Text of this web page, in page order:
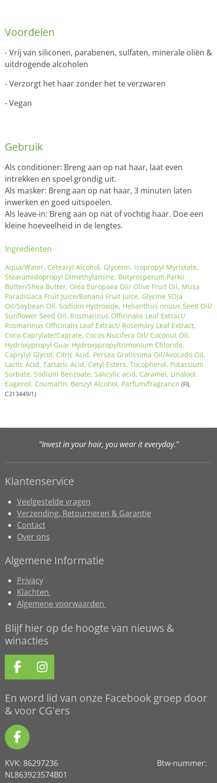
Voordelen
- Vrij van siliconen, parabenen, sulfaten, minerale oliën &
uitdrogende alcoholen
- Verzorgt het haar zonder het te verzwaren
- Vegan
Gebruik
Als conditioner: Breng aan op nat haar, laat even
intrekken en spoel grondig uit.
Als masker: Breng aan op nat haar, 3 minuten laten
inwerken en goed uitspoelen.
Als leave-in: Breng aan op nat of vochtig haar. Doe een
kleine hoeveelheid in de lengtes.
Ingrediënten
Aqua/Water, Cetearyl Alcohol, Glycerin, Isopropyl Myristate,
Stearamidopropyl Dimethylamine, Butyrosperum Parkii
Butter/Shea Butter, Olea Europaea Oil/ Olive Fruit Oil, Musa
Paradisiaca Fruit Juice/Banana Fruit Juice, Glycine SOja
Oil/Soybean Oil, Sodium Hydroxide, Helianthus nnuus Seed Oil/
Sunflower Seed Oil, Rosmarinus Officinalis Leaf Extract/
Rosmarinus Officinalis Leaf Extract/ Rosemary Leaf Extract,
Coco-Caprylate/Caprate, Cocos Nucifera Oil/ Coconut Oil,
Hydroxypropyl Guar Hydroxypropyltrimonium Chloride,
Caprylyl Glycol, Citric Acid, Persea Gratissima Oil/Avocado Oil,
Lactic Acid, Tartaric Acid, Cetyl Esters, Tocopherol, Potassium
Sorbate, Sodium Benzoate, Salicylic acid, Caramel, Linalool,
Eugenol, Coumarin, Benzyl Alcohol, Parfum/fragrance (FIL
C213449/1)
"Invest in your hair, you wear it everyday."
Klantenservice
Veelgestelde vragen
Verzending, Retourneren & Garantie
Contact
Over ons
Algemene Informatie
Privacy
Klachten
Algemene voorwaarden
Blijf hier op de hoogte van nieuws &
winacties
F
a
c
e
b
o
o
k
I
n
s
t
a
m
En word lid van onze Facebook groep door
& voor CG'ers
F
a
c
e
KVK: 86297236 Btw-nummer:
NL863923574B01